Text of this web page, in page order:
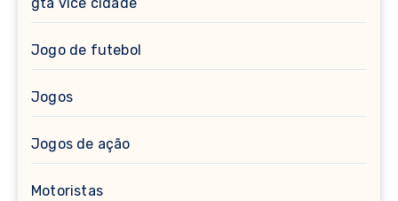
Jogo de futebol
Jogos
Jogos de ação
Motoristas